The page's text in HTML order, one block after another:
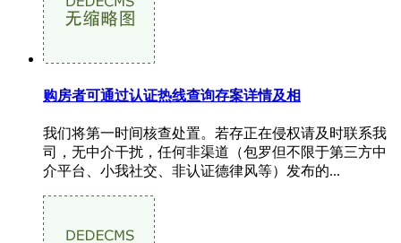
购房者可通过认证热线查询存案详情及相
我们将第一时间核查处置。若存正在侵权请及时联系我
司，无中介干扰，任何非渠道（包罗但不限于第三方中
介平台、小我社交、非认证德律风等）发布的...